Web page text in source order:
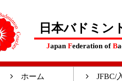
日本バドミン
Japan Federation ofB
ホーム JFBC/